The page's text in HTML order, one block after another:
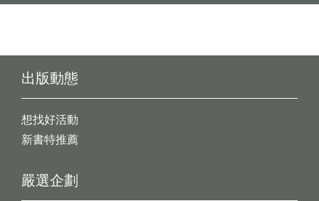
出版動態
想找好活動
新書特推薦
嚴選企劃